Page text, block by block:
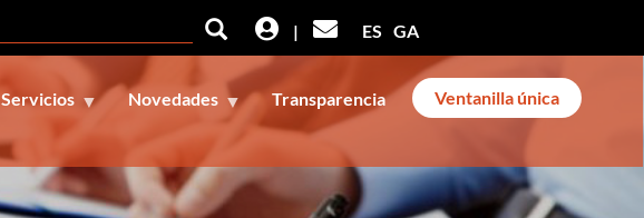
Buscar
Buscar | ES GA
Servicios Novedades Transparencia Ventanilla única